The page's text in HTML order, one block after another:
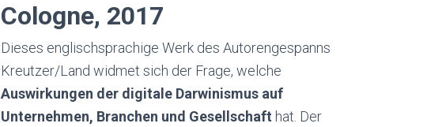
Cologne, 2017
Dieses englischsprachige Werk des Autorengespanns
Kreutzer/Land widmet sich der Frage, welche
Auswirkungen der digitale Darwinismus auf
Unternehmen, Branchen und Gesellschaft hat. Der